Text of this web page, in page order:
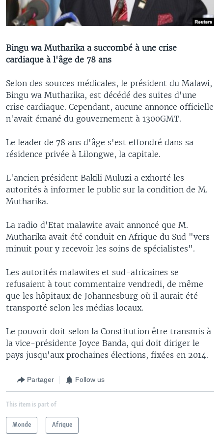
Bingu wa Mutharika a succombé à une crise
cardiaque à l'âge de 78 ans
Selon des sources médicales, le président du Malawi,
Bingu wa Mutharika, est décédé des suites d'une
crise cardiaque. Cependant, aucune annonce officielle
n'avait émané du gouvernement à 1300GMT.
Le leader de 78 ans d'âge s'est effondré dans sa
résidence privée à Lilongwe, la capitale.
L'ancien président Bakili Muluzi a exhorté les
autorités à informer le public sur la condition de M.
Mutharika.
La radio d'Etat malawite avait annoncé que M.
Mutharika avait été conduit en Afrique du Sud "vers
minuit pour y recevoir les soins de spécialistes".
Les autorités malawites et sud-africaines se
refusaient à tout commentaire vendredi, de même
que les hôpitaux de Johannesburg où il aurait été
transporté selon les médias locaux.
Le pouvoir doit selon la Constitution être transmis à
la vice-présidente Joyce Banda, qui doit diriger le
pays jusqu'aux prochaines élections, fixées en 2014.
Partager Follow us
This item is part of
Monde Afrique